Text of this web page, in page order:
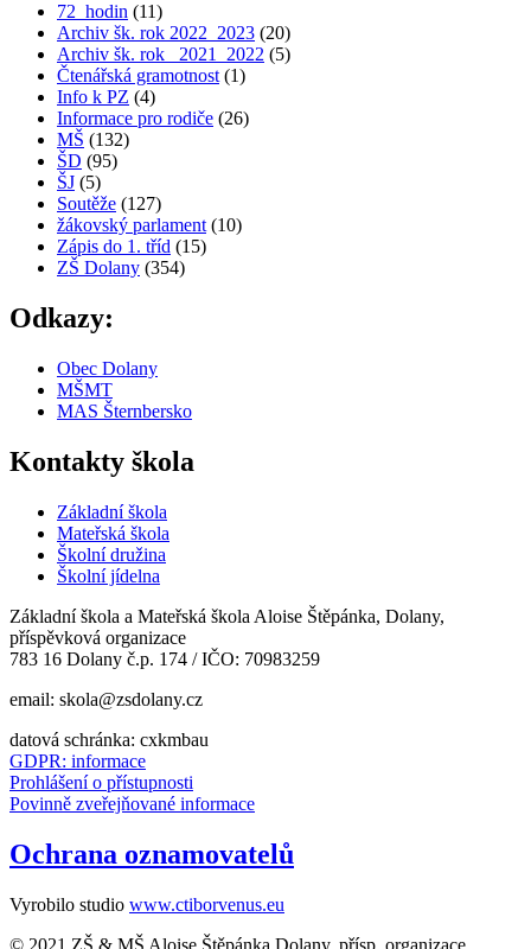
72_hodin (11)
Archiv šk. rok 2022_2023 (20)
Archiv šk. rok_ 2021_2022 (5)
Čtenářská gramotnost (1)
Info k PZ (4)
Informace pro rodiče (26)
MŠ (132)
ŠD (95)
ŠJ (5)
Soutěže (127)
žákovský parlament (10)
Zápis do 1. tříd (15)
ZŠ Dolany (354)
Odkazy:
Obec Dolany
MŠMT
MAS Šternbersko
Kontakty škola
Základní škola
Mateřská škola
Školní družina
Školní jídelna
Základní škola a Mateřská škola Aloise Štěpánka, Dolany,
příspěvková organizace
783 16 Dolany č.p. 174 / IČO: 70983259
email: skola@zsdolany.cz
datová schránka: cxkmbau
GDPR: informace
Prohlášení o přístupnosti
Povinně zveřejňované informace
Ochrana oznamovatelů
Vyrobilo studio www.ctiborvenus.eu
© 2021 ZŠ & MŠ Aloise Štěpánka Dolany, přísp. organizace